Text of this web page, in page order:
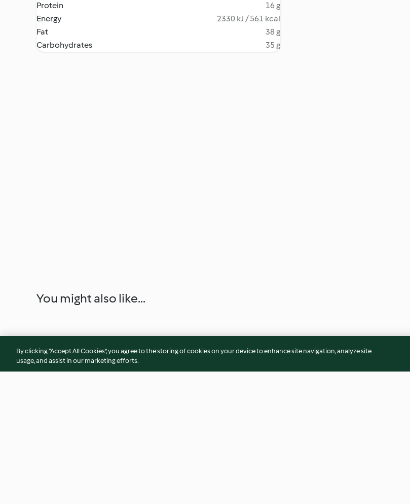
Protein
16 g
Energy
2330 kJ / 561 kcal
Fat
38 g
Carbohydrates
35 g
You might also like...
By clicking “Accept All Cookies”, you agree to the storing of cookies on your device to enhance site navigation, analyze site
usage, and assist in our marketing efforts.